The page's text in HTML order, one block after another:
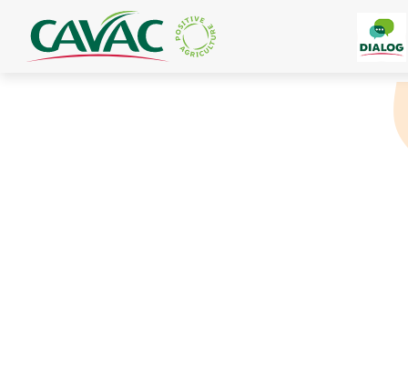
Panneau de gestion des cookies